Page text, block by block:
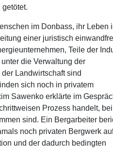
im Donbass, ihr Leben
einer juristisch
Teile der
die Verwaltung der
Landwirtschaft sind
sich noch in privatem
Sawenko erklärte im
Prozess handelt,
sind. Ein Bergarbeiter
noch privaten Bergwerk
und der dadurch bedingten